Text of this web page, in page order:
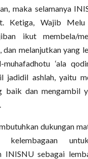
maka selamanya
Ketiga, Wajib Melu
ikut membela/
dan melanjutkan yang
‘ala
jadidil ashlah, yaitu
baik dan mengambil
dukungan
kelembagaan
INISNU sebagai